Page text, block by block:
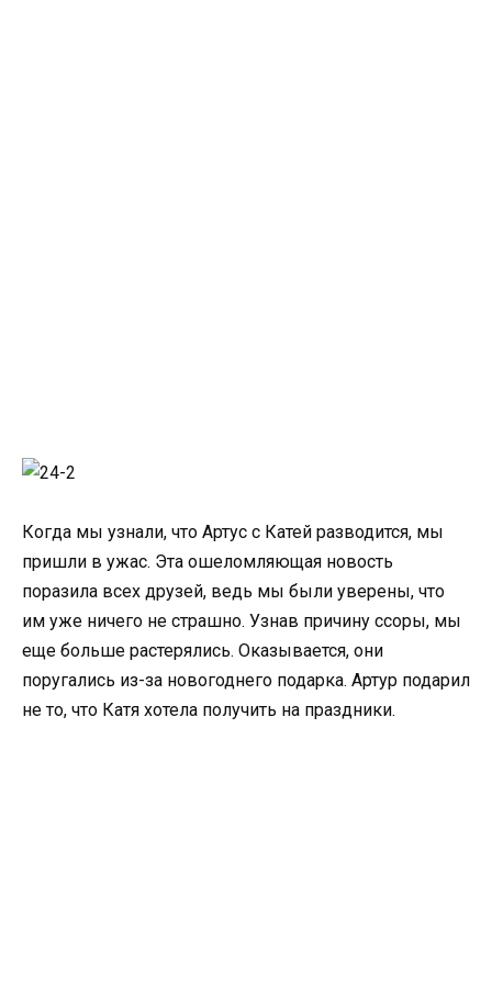
Когда мы узнали, что Артус с Катей разводится, мы
пришли в ужас. Эта ошеломляющая новость
поразила всех друзей, ведь мы были уверены, что
им уже ничего не страшно. Узнав причину ссоры, мы
еще больше растерялись. Оказывается, они
поругались из-за новогоднего подарка. Артур подарил
не то, что Катя хотела получить на праздники.